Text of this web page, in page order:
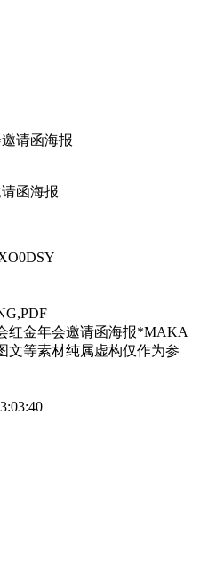
函海报
红金年会邀请函海报*MAKA
文等素材纯属虚构仅作为参